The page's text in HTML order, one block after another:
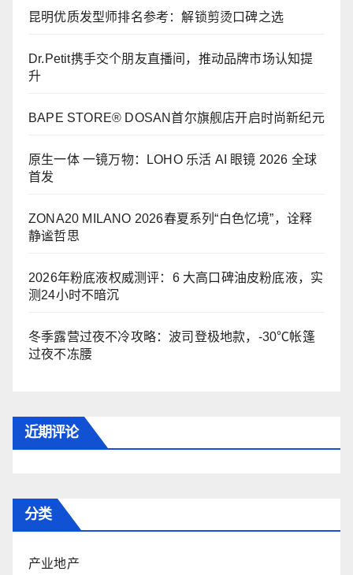
昆明优质发型师排名参考：解锁剪烫口碑之选
Dr.Petit携手交个朋友直播间，推动品牌市场认知提
升
BAPE STORE® DOSAN首尔旗舰店开启时尚新纪元
原生一体 一镜万物：LOHO 乐活 AI 眼镜 2026 全球
首发
ZONA20 MILANO 2026春夏系列“白色忆境”，诠释
静谧哲思
2026年粉底液权威测评：6 大高口碑油皮粉底液，实
测24小时不暗沉
冬季露营过夜不冷攻略：波司登极地款，-30℃帐篷
过夜不冻腰
近期评论
分类
产业地产